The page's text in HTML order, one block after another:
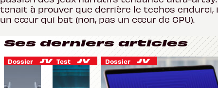
tenait à prouver que derrière le techos endurci,
un cœur qui bat (non, pas un cœur de CPU).
Ses derniers articles
Dossier Test Dossier